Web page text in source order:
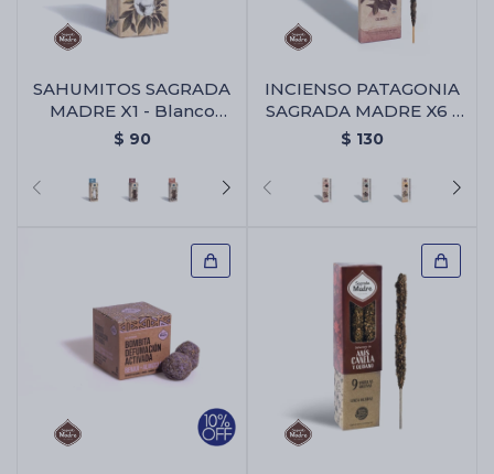
SAHUMITOS SAGRADA
MADRE X1 - Blanco
Yagra
$ 90
INCIENSO PATAGONIA
SAGRADA MADRE X6 -
Algaborra/vainilla
$ 130
Artículos Religiosos
Aromatizantes de ambientes
Artículos Esotéricos